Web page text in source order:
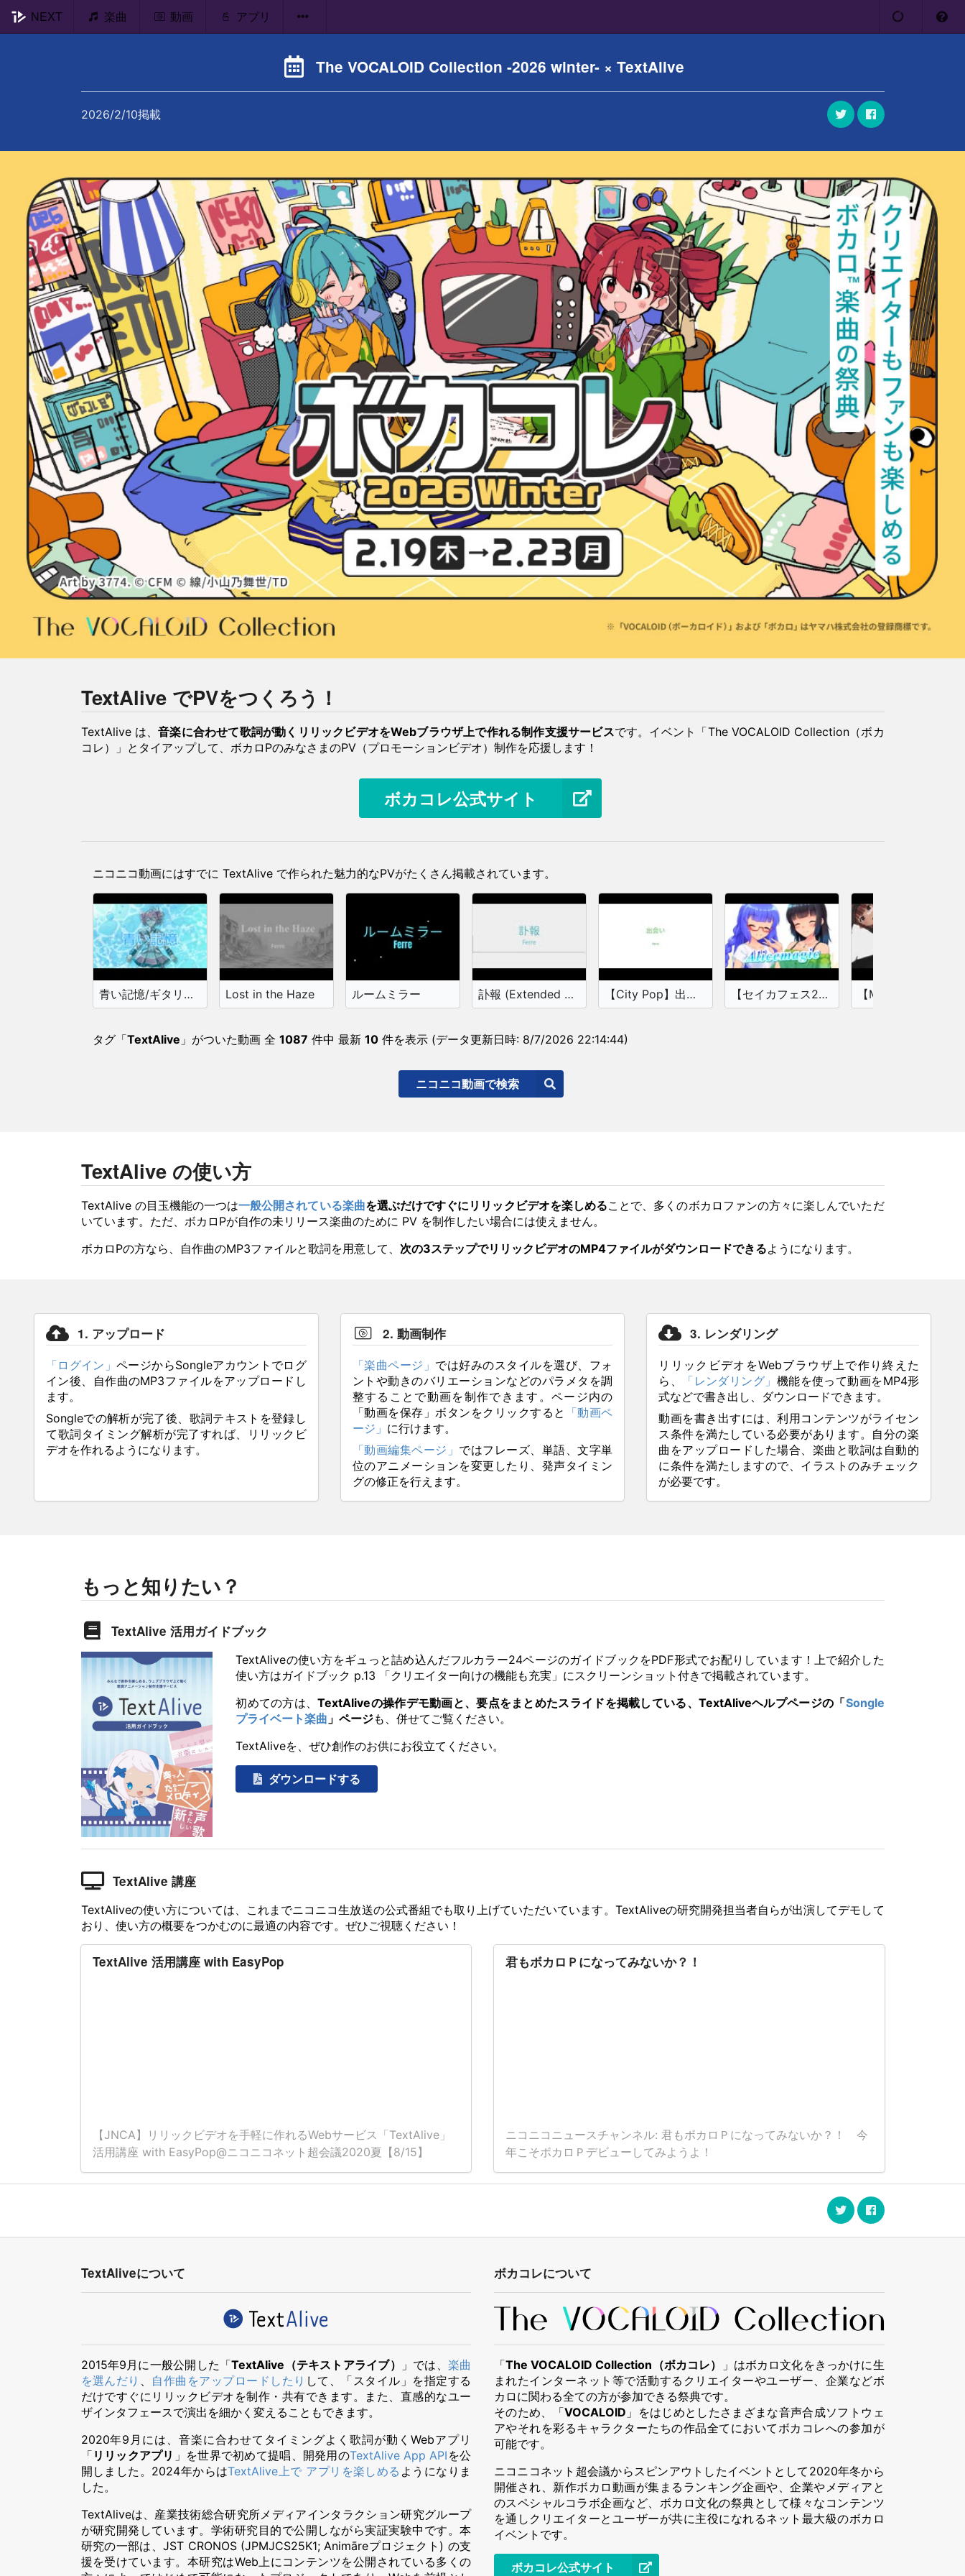
NEXT 楽曲 動画 アプリ
The VOCALOID Collection -2026 winter- × TextAlive
2026/2/10掲載
TextAlive でPVをつくろう！
TextAlive は、音楽に合わせて歌詞が動くリリックビデオをWebブラウザ上で作れる制作支援サービスです。イベント「The VOCALOID Collection（ボカ
コレ）」とタイアップして、ボカロPのみなさまのPV（プロモーションビデオ）制作を応援します！
ボカコレ公式サイト
ニコニコ動画にはすでに TextAlive で作られた魅力的なPVがたくさん掲載されています。
青い記憶/ギタリフP feat.重音テト（水中ソング投稿祭） Lost in the Haze ルームミラー 訃報 (Extended Mix) 【City Pop】出会い 【セイカフェス2026】Alicemagicを歌ってもらった【京町セイカ・音街ウナ】
タグ「TextAlive 」がついた動画 全 1087 件中 最新 10件を表示 (データ更新日時: 8/7/2026 22:14:44)
ニコニコ動画で検索
TextAlive の使い方
TextAlive の目玉機能の一つは一般公開されている楽曲を選ぶだけですぐにリリックビデオを楽しめることで、多くのボカロファンの方々に楽しんでいただ
いています。ただ、ボカロPが自作の未リリース楽曲のために PV を制作したい場合には使えません。
ボカロPの方なら、自作曲のMP3ファイルと歌詞を用意して、 次の3ステップでリリックビデオのMP4ファイルがダウンロードできるようになります。
1. アップロード
「ログイン」ページからSongleアカウントでログ
イン後、自作曲のMP3ファイルをアップロードし
ます。
Songleでの解析が完了後、歌詞テキストを登録し
て歌詞タイミング解析が完了すれば、リリックビ
デオを作れるようになります。
2. 動画制作
「楽曲ページ」 では好みのスタイルを選び、フォ
ントや動きのバリエーションなどのパラメタを調
整することで動画を制作できます。ページ内の
「動画を保存」ボタンをクリックすると
「動画ペ
ージ」 に行けます。
「動画編集ページ」 ではフレーズ、単語、文字単
位のアニメーションを変更したり、発声タイミン
グの修正を行えます。
3. レンダリング
リリックビデオをWebブラウザ上で作り終えた
ら、
「レンダリング」 機能を使って動画をMP4形
式などで書き出し、ダウンロードできます。
動画を書き出すには、利用コンテンツがライセン
ス条件を満たしている必要があります。自分の楽
曲をアップロードした場合、楽曲と歌詞は自動的
に条件を満たしますので、イラストのみチェック
が必要です。
もっと知りたい？
TextAlive 活用ガイドブック
TextAliveの使い方をギュっと詰め込んだフルカラー24ページのガイドブックをPDF形式でお配りしています！上で紹介した
使い方はガイドブック p.13 「クリエイター向けの機能も充実」にスクリーンショット付きで掲載されています。
初めての方は、TextAliveの操作デモ動画と、要点をまとめたスライドを掲載している、TextAliveヘルプページの「Songle
プライベート楽曲 」ページも、併せてご覧ください。
TextAliveを、ぜひ創作のお供にお役立てください。
ダウンロードする
TextAlive 講座
TextAliveの使い方については、これまでニコニコ生放送の公式番組でも取り上げていただいています。TextAliveの研究開発担当者自らが出演してデモして
おり、使い方の概要をつかむのに最適の内容です。ぜひご視聴ください！
TextAlive 活用講座 with EasyPop
【JNCA】リリックビデオを手軽に作れるWebサービス「TextAlive」
活用講座 with EasyPop@ニコニコネット超会議2020夏【8/15】
君もボカロＰになってみないか？！
ニコニコニュースチャンネル: 君もボカロＰになってみないか？！ 今
年こそボカロＰデビューしてみようよ！
TextAliveについて
2015年9月に一般公開した「TextAlive（テキストアライブ） 」では、 楽曲
を選んだり
自作曲をアップロードしたり して、「スタイル」を指定する
だけですぐにリリックビデオを制作・共有できます。また、直感的なユー
ザインタフェースで演出を細かく変えることもできます。
2020年9月には、音楽に合わせてタイミングよく歌詞が動くWebアプリ
「 リリックアプリ 」を世界で初めて提唱、開発用のTextAlive App API を公
開しました。2024年からはTextAlive上で アプリを楽しめる ようになりま
した。
TextAliveは、産業技術総合研究所メディアインタラクション研究グループ
が研究開発しています。学術研究目的で公開しながら実証実験中です。本
研究の一部は、JST CRONOS (JPMJCS25K1; Animāreプロジェクト) の支
援を受けています。本研究はWeb上にコンテンツを公開されている多くの
ボカコレについて
「The VOCALOID Collection（ボカコレ）
」はボカロ文化をきっかけに生
まれたインターネット等で活動するクリエイターやユーザー、企業などボ
カロに関わる全ての方が参加できる祭典です。
そのため、「VOCALOID 」をはじめとしたさまざまな音声合成ソフトウェ
アやそれを彩るキャラクターたちの作品全てにおいてボカコレへの参加が
可能です。
ニコニコネット超会議からスピンアウトしたイベントとして2020年冬から
開催され、新作ボカロ動画が集まるランキング企画や、企業やメディアと
のスペシャルコラボ企画など、ボカロ文化の祭典として様々なコンテンツ
を通しクリエイターとユーザーが共に主役になれるネット最大級のボカロ
イベントです。
ボカコレ公式サイト